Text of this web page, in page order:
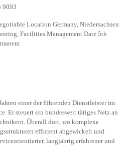
9093
Location Germany, Niedersachsen
Facilities Management Date 5th
einer der führenden Dienstleister im
Er steuert ein bundesweit tätiges Netz an
Überall dort, wo komplexe
effizient abgewickelt und
langjährig erfahrener und